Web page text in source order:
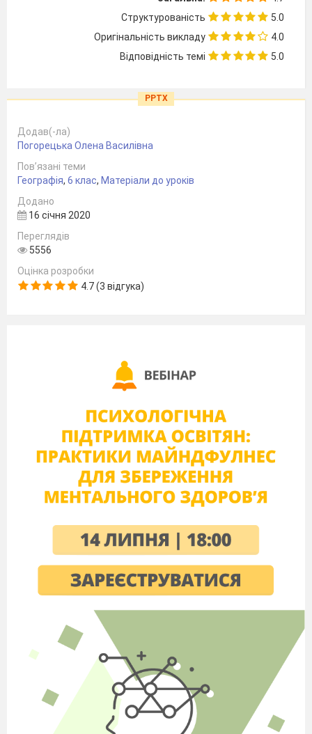
Структурованість
5.0
Оригінальність викладу
4.0
Відповідність темі
5.0
PPTX
Додав(-ла)
Погорецька Олена Василівна
Пов’язані теми
Географія, 6 клас, Матеріали до уроків
Додано
16 січня 2020
Переглядів
5556
Оцінка розробки
4.7 (3 відгука)